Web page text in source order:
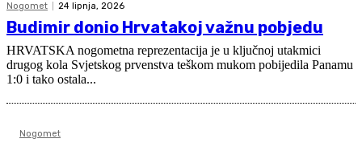
Nogomet 24 lipnja, 2026
Budimir donio Hrvatakoj važnu pobjedu
HRVATSKA nogometna reprezentacija je u ključnoj utakmici
drugog kola Svjetskog prvenstva teškom mukom pobijedila Panamu
1:0 i tako ostala...
Nogomet